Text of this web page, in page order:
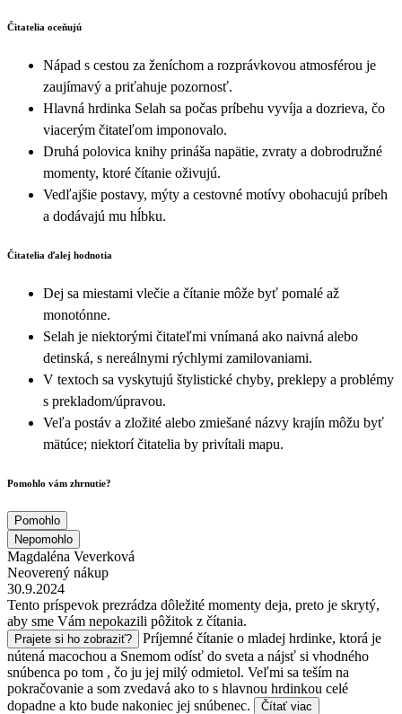
Čitatelia oceňujú
Nápad s cestou za ženíchom a rozprávkovou atmosférou je
zaujímavý a priťahuje pozornosť.
Hlavná hrdinka Selah sa počas príbehu vyvíja a dozrieva, čo
viacerým čitateľom imponovalo.
Druhá polovica knihy prináša napätie, zvraty a dobrodružné
momenty, ktoré čítanie oživujú.
Vedľajšie postavy, mýty a cestovné motívy obohacujú príbeh
a dodávajú mu hĺbku.
Čitatelia ďalej hodnotia
Dej sa miestami vlečie a čítanie môže byť pomalé až
monotónne.
Selah je niektorými čitateľmi vnímaná ako naivná alebo
detinská, s nereálnymi rýchlymi zamilovaniami.
V textoch sa vyskytujú štylistické chyby, preklepy a problémy
s prekladom/úpravou.
Veľa postáv a zložité alebo zmiešané názvy krajín môžu byť
mätúce; niektorí čitatelia by privítali mapu.
Pomohlo vám zhrnutie?
Pomohlo
Nepomohlo
Magdaléna Veverková
Neoverený nákup
30.9.2024
Tento príspevok prezrádza dôležité momenty deja, preto je skrytý,
aby sme Vám nepokazili pôžitok z čítania.
Prajete si ho zobraziť?
Príjemné čítanie o mladej hrdinke, ktorá je
nútená macochou a Snemom odísť do sveta a nájsť si vhodného
snúbenca po tom , čo ju jej milý odmietol. Veľmi sa teším na
pokračovanie a som zvedavá ako to s hlavnou hrdinkou celé
dopadne a kto bude nakoniec jej snúbenec.
Čítať viac